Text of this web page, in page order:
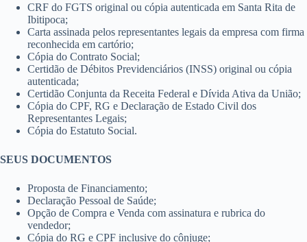
CRF do FGTS original ou cópia autenticada em Santa Rita de
Ibitipoca;
Carta assinada pelos representantes legais da empresa com firma
reconhecida em cartório;
Cópia do Contrato Social;
Certidão de Débitos Previdenciários (INSS) original ou cópia
autenticada;
Certidão Conjunta da Receita Federal e Dívida Ativa da União;
Cópia do CPF, RG e Declaração de Estado Civil dos
Representantes Legais;
Cópia do Estatuto Social.
SEUS DOCUMENTOS
Proposta de Financiamento;
Declaração Pessoal de Saúde;
Opção de Compra e Venda com assinatura e rubrica do
vendedor;
Cópia do RG e CPF inclusive do cônjuge;